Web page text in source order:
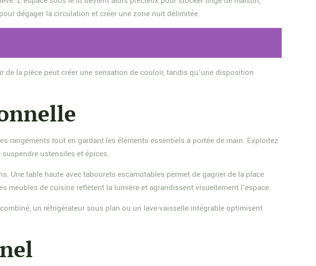
dégager la circulation et créer une zone nuit délimitée.
la pièce peut créer une sensation de couloir, tandis qu’une disposition
rangements tout en gardant les éléments essentiels à portée de main. Exploitez
ustensiles et épices.
Une table haute avec tabourets escamotables permet de gagner de la place
de cuisine reflètent la lumière et agrandissent visuellement l’espace.
un réfrigérateur sous plan ou un lave-vaisselle intégrable optimisent